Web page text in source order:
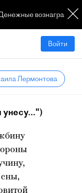
Войти
Лермонтова